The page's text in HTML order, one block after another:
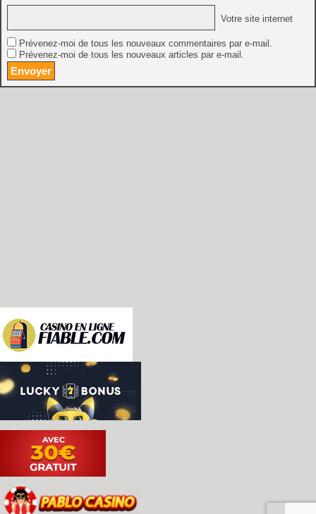
Votre site internet
Prévenez-moi de tous les nouveaux commentaires par e-mail.
Prévenez-moi de tous les nouveaux articles par e-mail.